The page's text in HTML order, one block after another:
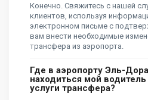
Конечно. Свяжитесь с нашей
клиентов, используя
электронном письме с
вам внести необходимые
трансфера из аэропорта.
Где в аэропорту Эль-
находиться мой
услуги трансфера?